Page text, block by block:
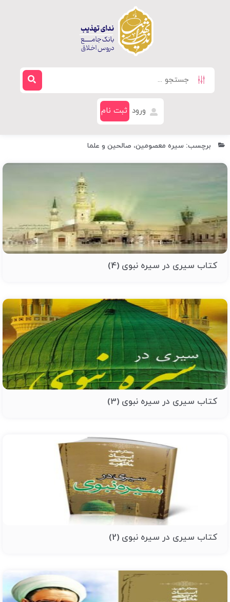
ورود ثبت نام
برچسب: سیره معصومین، صالحین و علما
کتاب سیری در سیره نبوی (4)
کتاب سیری در سیره نبوی (3)
کتاب سیری در سیره نبوی (2)